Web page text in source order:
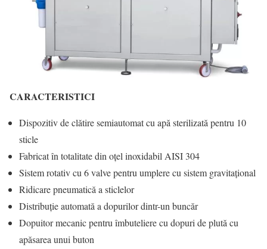
CARACTERISTICI
Dispozitiv de clătire semiautomat cu apă sterilizată pentru 10
sticle
Fabricat în totalitate din oțel inoxidabil AISI 304
Sistem rotativ cu 6 valve pentru umplere cu sistem gravitațional
Ridicare pneumatică a sticlelor
Distribuție automată a dopurilor dintr-un buncăr
Dopuitor mecanic pentru îmbuteliere cu dopuri de plută cu
apăsarea unui buton